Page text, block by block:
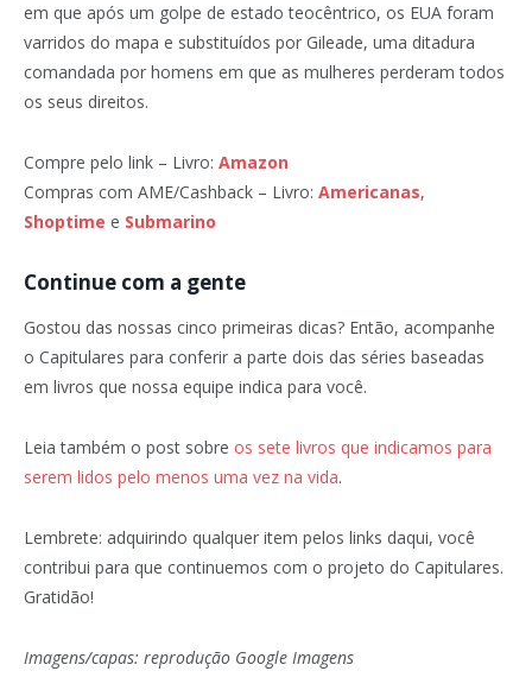
em que após um golpe de estado teocêntrico, os EUA foram
varridos do mapa e substituídos por Gileade, uma ditadura
comandada por homens em que as mulheres perderam todos
os seus direitos.
Compre pelo link – Livro: Amazon
Compras com AME/Cashback – Livro: Americanas,
Shoptime e Submarino
Continue com a gente
Gostou das nossas cinco primeiras dicas? Então, acompanhe
o Capitulares para conferir a parte dois das séries baseadas
em livros que nossa equipe indica para você.
Leia também o post sobre os sete livros que indicamos para
serem lidos pelo menos uma vez na vida.
Lembrete: adquirindo qualquer item pelos links daqui, você
contribui para que continuemos com o projeto do Capitulares.
Gratidão!
Imagens/capas: reprodução Google Imagens